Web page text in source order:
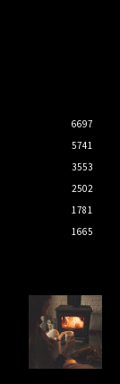
6697
5741
3553
2502
1781
1665